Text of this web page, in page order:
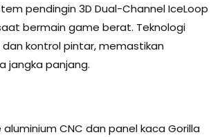
pendingin 3D Dual-Channel IceLoop
bermain game berat. Teknologi
dan kontrol pintar, memastikan
jangka panjang.
CNC dan panel kaca Gorilla